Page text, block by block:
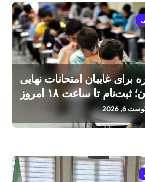
غایبان امتحانات نهایی
تا ساعت ۱۸ امروز
6, 2026